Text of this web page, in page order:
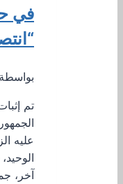
في
بواسطة
تم
عليه
آخر،